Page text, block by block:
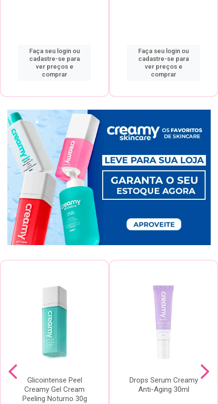
Faça seu login ou
cadastre-se para
ver preços e
comprar
Faça seu login ou
cadastre-se para
ver preços e
comprar
Glicointense Peel
Creamy Gel Cream
Peeling Noturno 30g
Drops Serum Creamy
Anti-Aging 30ml